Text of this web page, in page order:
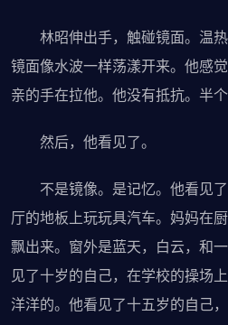
林昭伸出手，触碰镜面。温热
镜面像水波一样荡漾开来。他感
亲的手在拉他。他没有抵抗。半
然后，他看见了。
不是镜像。是记忆。他看见了
厅的地板上玩玩具汽车。妈妈在
飘出来。窗外是蓝天，白云，和
见了十岁的自己，在学校的操场
洋洋的。他看见了十五岁的自己